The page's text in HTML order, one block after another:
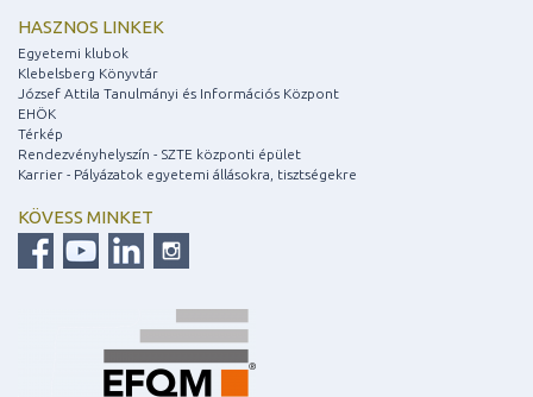
HASZNOS LINKEK
Egyetemi klubok
Klebelsberg Könyvtár
József Attila Tanulmányi és Információs Központ
EHÖK
Térkép
Rendezvényhelyszín - SZTE központi épület
Karrier - Pályázatok egyetemi állásokra, tisztségekre
KÖVESS MINKET